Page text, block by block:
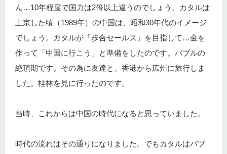
ん…10年程度で国力は2倍以上違うのでしょう。カタルは
上京した頃（1989年）の中国は、昭和30年代のイメージ
でしょう。カタルが「歩合セールス」を目指して…金を
作って「中国に行こう」と準備をしたのです。バブルの
絶頂期です。その為に友達と、香港から広州に旅行しま
した。桂林を見に行ったのです。
当時、これからは中国の時代になると思っていました。
時代の流れはその通りになりました。でもカタルはバブ